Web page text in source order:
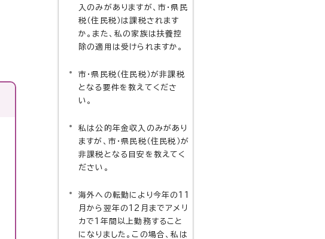
入のみがありますが、市・県民
税（住民税）は課税されます
か。また、私の家族は扶養控
除の適用は受けられますか。
市・県民税（住民税）が非課税
となる要件を教えてくださ
い。
私は公的年金収入のみがあり
ますが、市・県民税（住民税）が
非課税となる目安を教えてく
ださい。
海外への転勤により今年の11
月から翌年の12月までアメリ
カで1年間以上勤務すること
になりました。この場合、私は